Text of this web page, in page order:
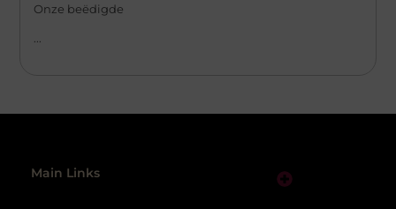
Onze beëdigde
Main Links